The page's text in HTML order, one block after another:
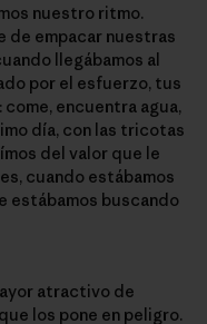
nuestro ritmo.
de empacar nuestras
llegábamos al
por el esfuerzo, tus
encuentra agua,
día, con las tricotas
del valor que le
cuando estábamos
estábamos buscando
atractivo de
los pone en peligro.